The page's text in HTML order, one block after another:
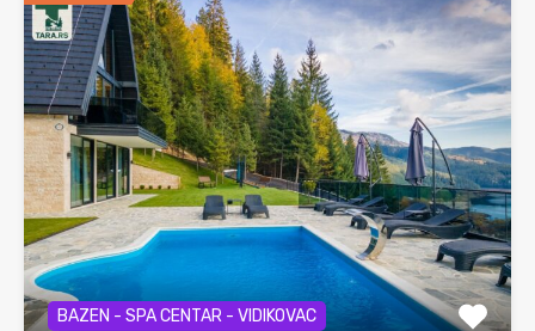
BAZEN - SPA CENTAR - VIDIKOVAC